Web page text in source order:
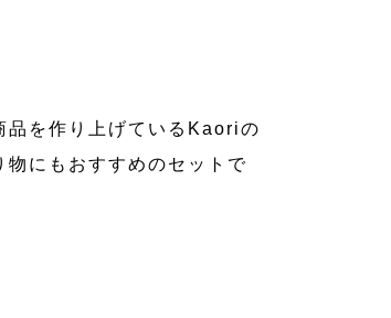
品を作り上げているKaoriの
物にもおすすめのセットで